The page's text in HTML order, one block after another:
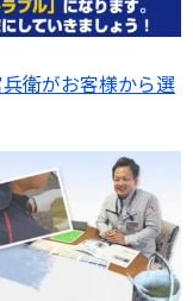
衛がお客様から選